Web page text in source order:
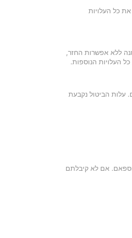
כל העלויות
ללא אפשרות החזר,
העלויות הנוספות.
עלות הביטול נקבעת
אם לא קיבלתם